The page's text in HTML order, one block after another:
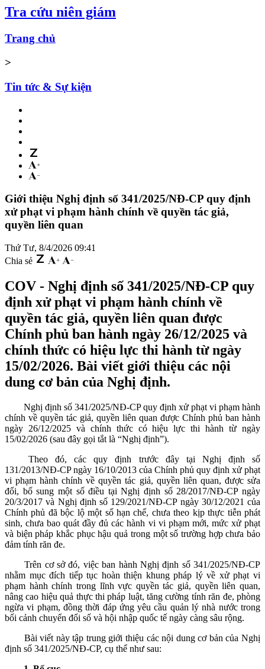
Tra cứu niên giám
Trang chủ
>
Tin tức & Sự kiện
Giới thiệu Nghị định số 341/2025/NĐ-CP quy định
xử phạt vi phạm hành chính về quyền tác giả,
quyền liên quan
Thứ Tư, 8/4/2026 09:41
Chia sẻ
COV - Nghị định số 341/2025/NĐ-CP quy
định xử phạt vi phạm hành chính về
quyền tác giả, quyền liên quan được
Chính phủ ban hành ngày 26/12/2025 và
chính thức có hiệu lực thi hành từ ngày
15/02/2026. Bài viết giới thiệu các nội
dung cơ bản của Nghị định.
Nghị định số 341/2025/NĐ-CP quy định xử phạt vi phạm hành
chính về quyền tác giả, quyền liên quan được Chính phủ ban hành
ngày 26/12/2025 và chính thức có hiệu lực thi hành từ ngày
15/02/2026 (sau đây gọi tắt là “Nghị định”).
Theo đó, các quy định trước đây tại Nghị định số
131/2013/NĐ-CP ngày 16/10/2013 của Chính phủ quy định xử phạt
vi phạm hành chính về quyền tác giả, quyền liên quan, được sửa
đổi, bổ sung một số điều tại Nghị định số 28/2017/NĐ-CP ngày
20/3/2017 và Nghị định số 129/2021/NĐ-CP ngày 30/12/2021 của
Chính phủ đã bộc lộ một số hạn chế, chưa theo kịp thực tiễn phát
sinh, chưa bao quát đầy đủ các hành vi vi phạm mới, mức xử phạt
và biện pháp khắc phục hậu quả trong một số trường hợp chưa bảo
đảm tính răn đe.
Trên cơ sở đó, việc ban hành Nghị định số 341/2025/NĐ-CP
nhằm mục đích tiếp tục hoàn thiện khung pháp lý về xử phạt vi
phạm hành chính trong lĩnh vực quyền tác giả, quyền liên quan,
nâng cao hiệu quả thực thi pháp luật, tăng cường tính răn đe, phòng
ngừa vi phạm, đồng thời đáp ứng yêu cầu quản lý nhà nước trong
bối cảnh chuyển đổi số và hội nhập quốc tế ngày càng sâu rộng.
Bài viết này tập trung giới thiệu các nội dung cơ bản của Nghị
định số 341/2025/NĐ-CP, cụ thể như sau: